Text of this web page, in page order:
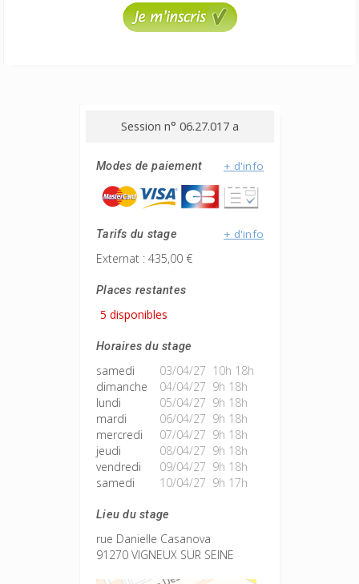
Session n° 06.27.017 a
Modes de paiement + d'info
Tarifs du stage + d'info
Externat : 435,00 €
Places restantes
5 disponibles
Horaires du stage
samedi
03/04/27 10h 18h
dimanche
04/04/27 9h 18h
lundi
05/04/27 9h 18h
mardi
06/04/27 9h 18h
mercredi
07/04/27 9h 18h
jeudi
08/04/27 9h 18h
vendredi
09/04/27 9h 18h
samedi
10/04/27 9h 17h
Lieu du stage
rue Danielle Casanova
91270 VIGNEUX SUR SEINE